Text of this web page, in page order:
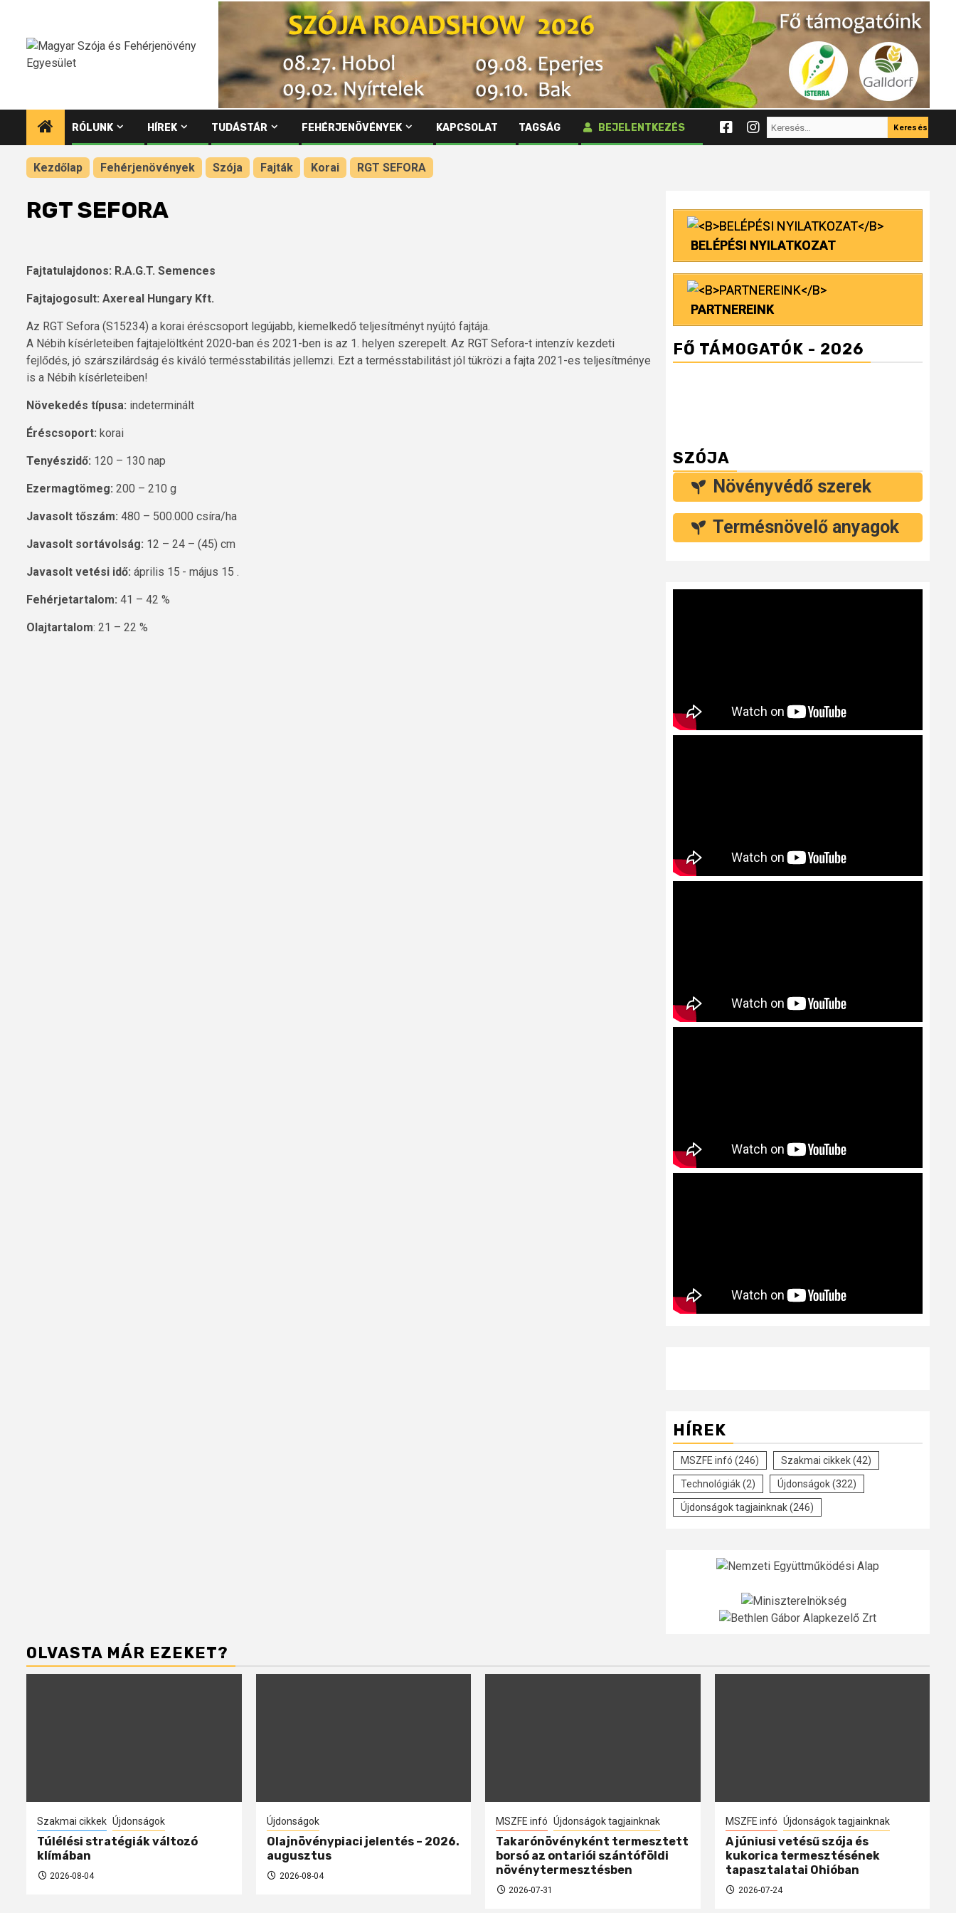
tartalomhoz
RÓLUNK HÍREK TUDÁSTÁR FEHÉRJENÖVÉNYEK KAPCSOLAT TAGSÁG BEJELENTKEZÉS
Keresés:
Kezdőlap Fehérjenövények Szója Fajták Korai RGT SEFORA
RGT SEFORA
Fajtatulajdonos: R.A.G.T. Semences
Fajtajogosult: Axereal Hungary Kft.
Az RGT Sefora (S15234) a korai éréscsoport legújabb, kiemelkedő teljesítményt nyújtó fajtája.
A Nébih kísérleteiben fajtajelöltként 2020-ban és 2021-ben is az 1. helyen szerepelt. Az RGT Sefora-t intenzív kezdeti
fejlődés, jó szárszilárdság és kiváló termésstabilitás jellemzi. Ezt a termésstabilitást jól tükrözi a fajta 2021-es teljesítménye
is a Nébih kísérleteiben!
Növekedés típusa: indeterminált
Éréscsoport: korai
Tenyészidő: 120 – 130 nap
Ezermagtömeg: 200 – 210 g
Javasolt tőszám: 480 – 500.000 csíra/ha
Javasolt sortávolság: 12 – 24 – (45) cm
Javasolt vetési idő: április 15 - május 15 .
Fehérjetartalom: 41 – 42 %
Olajtartalom: 21 – 22 %
BELÉPÉSI NYILATKOZAT
PARTNEREINK
FŐ TÁMOGATÓK - 2026
SZÓJA
Növényvédő szerek
Termésnövelő anyagok
HÍREK
MSZFE infó (246) Szakmai cikkek(42)
Technológiák(2) Újdonságok(322)
Újdonságok tagjainknak(246)
OLVASTA MÁR EZEKET?
Szakmai cikkek Újdonságok
Túlélési stratégiák változó
klímában
2026-08-04
Újdonságok
Olajnövénypiaci jelentés – 2026.
augusztus
2026-08-04
MSZFE infó Újdonságok tagjainknak
Takarónövényként termesztett
borsó az ontariói szántóföldi
növénytermesztésben
2026-07-31
MSZFE infó Újdonságok tagjainknak
A júniusi vetésű szója és
kukorica termesztésének
tapasztalatai Ohióban
2026-07-24